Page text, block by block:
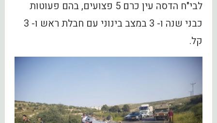
לבי"ח הדסה עין כרם 5 פצועים, בהם פעוטות
כבני שנה ו- 3 במצב בינוני עם חבלת ראש ו- 3
קל.